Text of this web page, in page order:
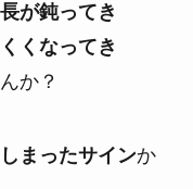
が鈍ってき
くなってき
か？
まったサインか